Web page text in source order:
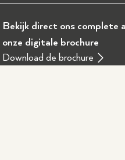
Bekijk direct ons complete
onze digitale brochure
Download de brochure